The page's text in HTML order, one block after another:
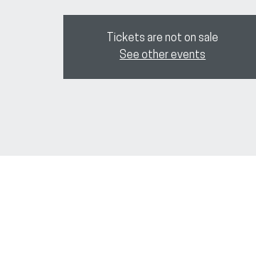
Tickets are not on sale
See other events